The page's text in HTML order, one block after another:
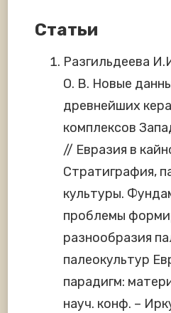
Статьи
Разгильдеева
О. В. Новые
древнейших
комплексов
// Евразия в
Стратиграфия,
культуры.
проблемы
разнообразия
палеокультур
парадигм:
науч. конф. –